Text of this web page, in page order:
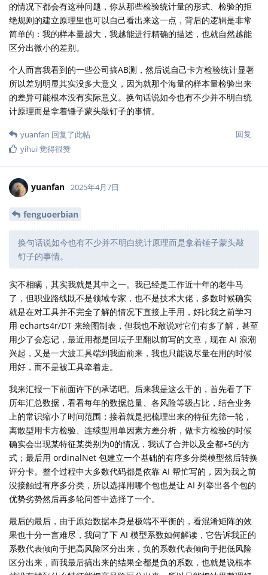
的情况下都会有这种问题，你从那些检验统计量的形式、检验的拒
绝规则的建立原理里也可以自己看出来这一点，背后的逻辑是非常
简单的：我的样本量越大，我越能进行精确的描述，也就自然越能
区分出微小的差别。
个人而言我看到的一些公司搞AB测，然后说自己卡方检验统计显著
所以差别明显其实没多大意义，因为就那个海量的样本量检验出来
的差异可能根本没有实际意义。换句话说如今也有不少并不明白统
计原理而是拿着锤子蒙头敲钉子的事情。
回复
yuanfan 回复了此帖
yihui觉得很赞
yuanfan 2025年4月7日
fenguoerbian
换句话说如今也有不少并不明白统计原理而是拿着锤子蒙头敲
钉子的事情。
实不相瞒，其实我就是其中之一。我已经是工作近十年的老牛马
了，但职业路线既不是领域专家，也不是技术大佬，多数时候确实
就是在对工具并不完全了解的情况下直接上手用，好比我之前学习
用 echarts4r/DT 来绘图制表，但我也不敢说对它们有多了解，甚至
用少了会忘记，最近用都是回坛子里翻以前写的文章，现在 AI 浪潮
兴起，又是一大波工具端到我面前来，我也只能说尽量在用的时候
用好，而不是被工具牵着走。
我来汇报一下前面许下的承诺吧。后来我是这么干的，首先看了下
历年汇总数据，看看每年的数据总量、各风险等级占比，结合业务
上的常识缩小了时间范围；接着就是把梳理出来的特征先筛一轮，
离散型用卡方检验、连续型用单因素方差分析，做卡方检验的时候
确实会出现某特征某类别为0的情况，我试了合并以及全都+5的方
式；最后用 ordinalNet 包建立一个基础的有序多分类模型然后转换
评分卡。整个过程中大多数代码都是依靠 AI 帮忙写的，因为我之前
没接触过有序多分类，所以选择用哪个包也是让 AI 列举出各个包的
优势劣势然后再多轮问答中选择了一个。
最后的最后，由于原始数据本身是极端不平衡的，看混淆矩阵的效
果也十分一言难尽，我问了下 AI 模型系数如何解读，它告诉我正的
系数代表倾向于把高风险区分出来，负的系数代表倾向于把低风险
区分出来，而我最后搞出来的结果全都是负的系数，也就是说根本